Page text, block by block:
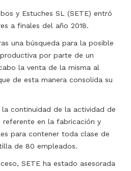
y Estuches SL (SETE) entró
a finales del año 2018.
una búsqueda para la posible
por parte de un
la venta de la misma al
de esta manera consolida su
continuidad de la actividad de
referente en la fabricación y
para contener toda clase de
de 80 empleados.
SETE ha estado asesorada